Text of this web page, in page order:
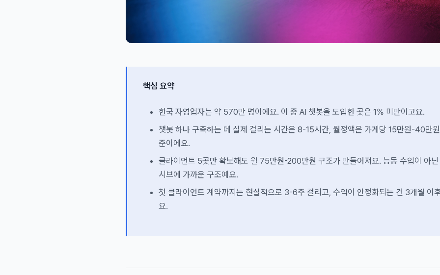
핵심 요약
한국 자영업자는 약 570만 명이에요. 이 중 AI 챗봇을 도입한 곳은 1% 미만이고요.
챗봇 하나 구축하는 데 실제 걸리는 시간은 8-15시간, 월정액은 가게당 15만원-40만
준이에요.
클라이언트 5곳만 확보해도 월 75만원-200만원 구조가 만들어져요. 능동 수입이 아닌
시브에 가까운 구조예요.
첫 클라이언트 계약까지는 현실적으로 3-6주 걸리고, 수익이 안정화되는 건 3개월 이
요.